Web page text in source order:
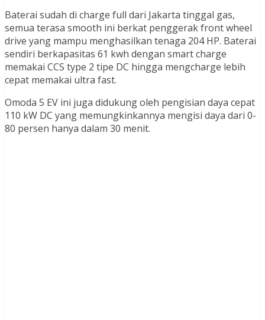
Baterai sudah di charge full dari Jakarta tinggal gas,
semua terasa smooth ini berkat penggerak front wheel
drive yang mampu menghasilkan tenaga 204 HP. Baterai
sendiri berkapasitas 61 kwh dengan smart charge
memakai CCS type 2 tipe DC hingga mengcharge lebih
cepat memakai ultra fast.
Omoda 5 EV ini juga didukung oleh pengisian daya cepat
110 kW DC yang memungkinkannya mengisi daya dari 0-
80 persen hanya dalam 30 menit.